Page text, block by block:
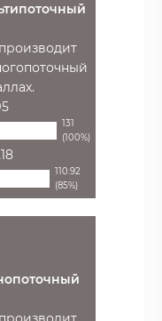
131
(100%)
110.92
(85%)